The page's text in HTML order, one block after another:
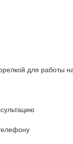
для работы